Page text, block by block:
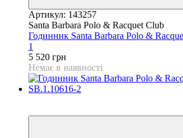
Артикул: 143257
Santa Barbara Polo & Racquet Club
Годинник Santa Barbara Polo &
1
5 520 грн
Немає в наявності